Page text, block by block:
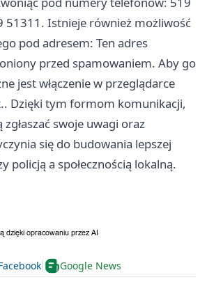
51311. Istnieje również możliwość
pod adresem: Ten adres
przed spamowaniem. Aby go
jest włączenie w przeglądarce
Dzięki tym formom komunikacji,
swoje uwagi oraz
się do budowania lepszej
policją a społecznością lokalną.
Google News